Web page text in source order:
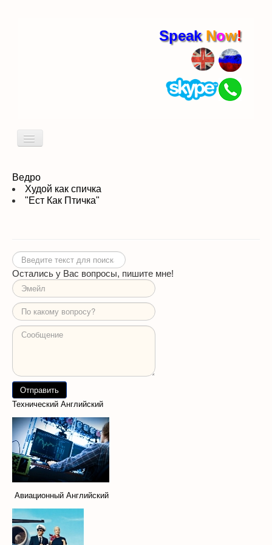
Speak Now!
Включить/
Кто я
идиомы
Ведро
Худой как спичка
"Ест Как Птичка"
Искать...
Остались у Вас вопросы, пишите мне!
Технический Английский
Авиационный Английский